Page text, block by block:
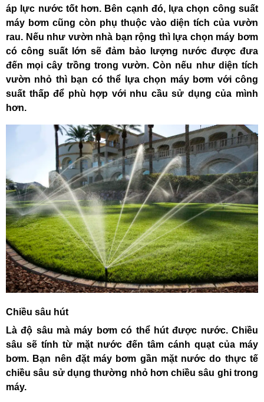
áp lực nước tốt hơn. Bên cạnh đó, lựa chọn công suất
máy bơm cũng còn phụ thuộc vào diện tích của vườn
rau. Nếu như vườn nhà bạn rộng thì lựa chọn máy bơm
có công suất lớn sẽ đảm bảo lượng nước được đưa
đến mọi cây trồng trong vườn. Còn nếu như diện tích
vườn nhỏ thì bạn có thể lựa chọn máy bơm với công
suất thấp để phù hợp với nhu cầu sử dụng của mình
hơn.
Chiều sâu hút
Là độ sâu mà máy bơm có thể hút được nước. Chiều
sâu sẽ tính từ mặt nước đến tâm cánh quạt của máy
bơm. Bạn nên đặt máy bơm gần mặt nước do thực tế
chiều sâu sử dụng thường nhỏ hơn chiều sâu ghi trong
máy.